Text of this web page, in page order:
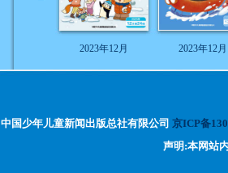
2023年12月 2023年12月
中国少年儿童新闻出版总社有限公司 京ICP备
声明:本网站